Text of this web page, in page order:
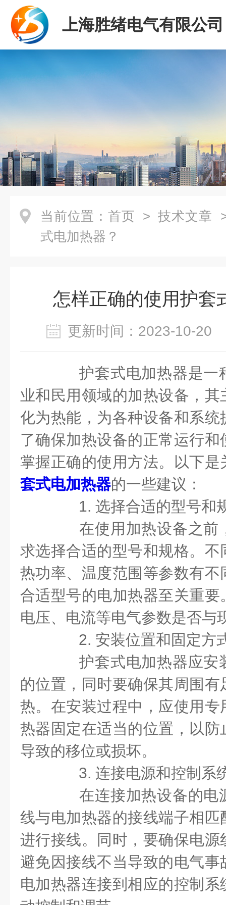
上海胜绪电气有限公司
当前位置： 首页 > 技术文章
式电加热器？
怎样正确的使用护套
更新时间：2023-10-
护套式电加热器是一
业和民用领域的加热设备，
化为热能，为各种设备和系
了确保加热设备的正常运行
掌握正确的使用方法。以下是
套式电加热器的一些建议：
1. 选择合适的型号和
在使用加热设备之前
求选择合适的型号和规格。
热功率、温度范围等参数有
合适型号的电加热器至关重
电压、电流等电气参数是否与
2. 安装位置和固定方
护套式电加热器应安
的位置，同时要确保其周围
热。在安装过程中，应使用
热器固定在适当的位置，以
导致的移位或损坏。
3. 连接电源和控制系
在连接加热设备的电
线与电加热器的接线端子相
进行接线。同时，要确保电
避免因接线不当导致的电气
电加热器连接到相应的控制